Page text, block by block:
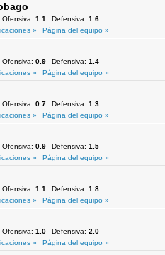
Ofensiva: 1.1 Defensiva: 1.6
»
Página del equipo »
Ofensiva: 0.9 Defensiva: 1.4
»
Página del equipo »
Ofensiva: 0.7 Defensiva: 1.3
»
Página del equipo »
Ofensiva: 0.9 Defensiva: 1.5
»
Página del equipo »
Ofensiva: 1.1 Defensiva: 1.8
»
Página del equipo »
Ofensiva: 1.0 Defensiva: 2.0
»
Página del equipo »